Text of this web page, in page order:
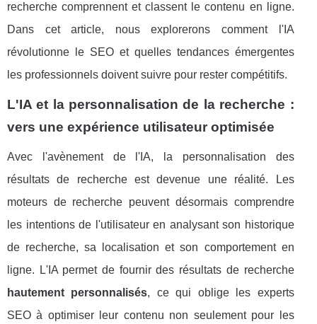
recherche comprennent et classent le contenu en ligne.
Dans cet article, nous explorerons comment l'IA
révolutionne le SEO et quelles tendances émergentes
les professionnels doivent suivre pour rester compétitifs.
L'IA et la personnalisation de la recherche :
vers une expérience utilisateur optimisée
Avec l'avènement de l'IA, la personnalisation des
résultats de recherche est devenue une réalité. Les
moteurs de recherche peuvent désormais comprendre
les intentions de l'utilisateur en analysant son historique
de recherche, sa localisation et son comportement en
ligne. L'IA permet de fournir des résultats de recherche
hautement personnalisés, ce qui oblige les experts
SEO à optimiser leur contenu non seulement pour les